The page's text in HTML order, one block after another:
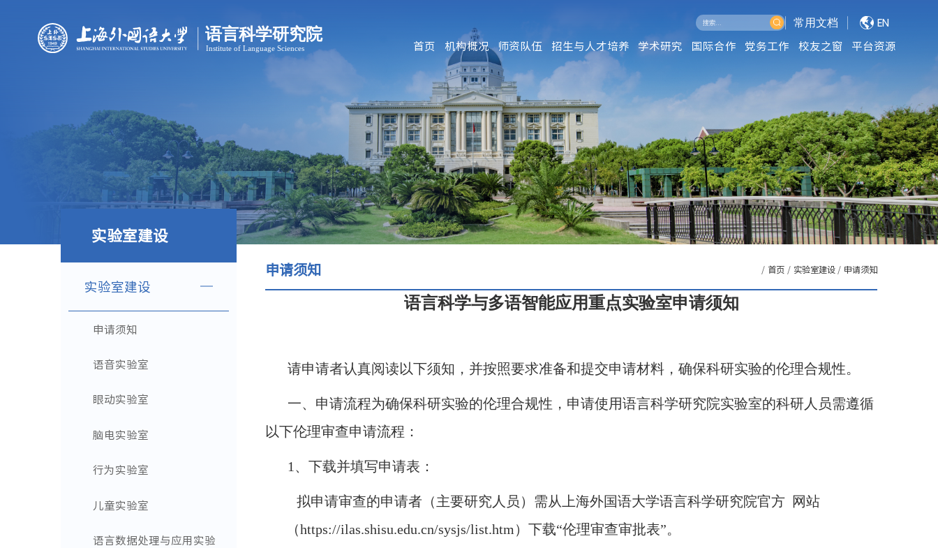
常用文档 EN
首页 机构概况 师资队伍 招生与人才培养 学术研究 国际合作 党务工作 校友之窗 平台资源
实验室建设
实验室建设
申请须知
语音实验室
眼动实验室
脑电实验室
行为实验室
儿童实验室
语言数据处理与应用实验
/ 首页 / 实验室建设 / 申请须知
申请须知
语言科学与多语智能应用重点实验室申请须知
请申请者认真阅读以下须知，并按照要求准备和提交申请材料，确保科研实验的伦理合规性。
一、申请流程为确保科研实验的伦理合规性，申请使用语言科学研究院实验室的科研人员需遵循
以下伦理审查申请流程：
1、下载并填写申请表：
拟申请审查的申请者（主要研究人员）需从上海外国语大学语言科学研究院官方 网站
（https://ilas.shisu.edu.cn/sysjs/list.htm）下载“伦理审查审批表”。